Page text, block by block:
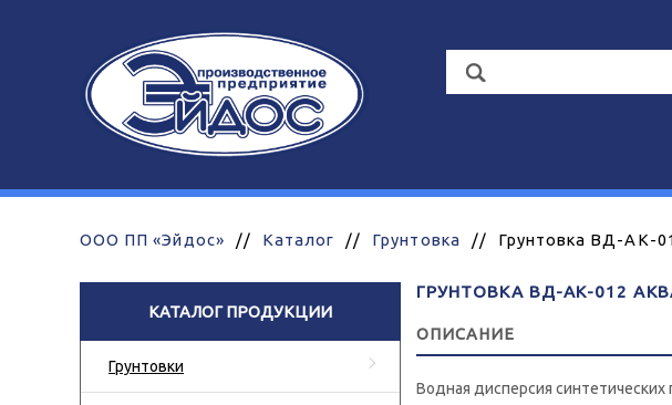
ООО ПП «Эйдос» // Каталог // Грунтовка // Грунтовка ВД-АК-
КАТАЛОГ ПРОДУКЦИИ
Грунтовки
ГРУНТОВКА ВД-АК-012
ОПИСАНИЕ
Водная дисперсия